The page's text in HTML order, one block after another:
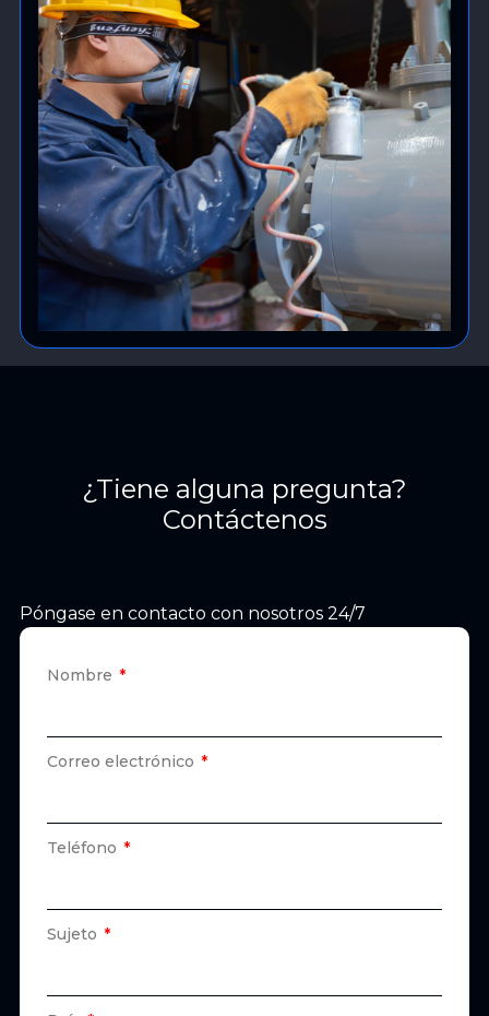
¿Tiene alguna pregunta?
Contáctenos
Póngase en contacto con nosotros 24/7
Nombre
Correo electrónico
Teléfono
Sujeto